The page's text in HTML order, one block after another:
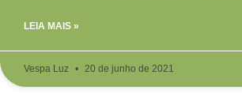
LEIA MAIS »
Vespa Luz 20 de junho de 2021